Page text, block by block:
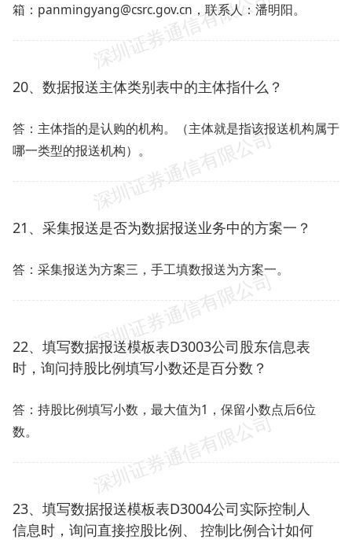
箱：panmingyang@csrc.gov.cn，联系人：潘明阳。
20、数据报送主体类别表中的主体指什么？
答：主体指的是认购的机构。（主体就是指该报送机构属于
哪一类型的报送机构）。
21、采集报送是否为数据报送业务中的方案一？
答：采集报送为方案三，手工填数报送为方案一。
22、填写数据报送模板表D3003公司股东信息表
时，询问持股比例填写小数还是百分数？
答：持股比例填写小数，最大值为1，保留小数点后6位
数。
23、填写数据报送模板表D3004公司实际控制人
信息时，询问直接控股比例、 控制比例合计如何